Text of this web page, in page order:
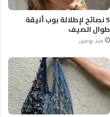
5 نصائح لإطلالة بوب أنيقة
طوال الصيف
منذ يومين